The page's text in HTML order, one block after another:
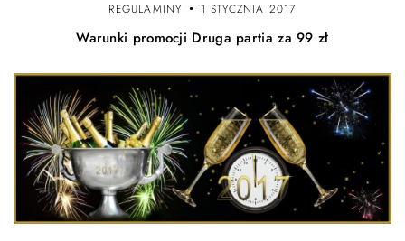
REGULAMINY 1 STYCZNIA 2017
Warunki promocji Druga partia za 99 zł